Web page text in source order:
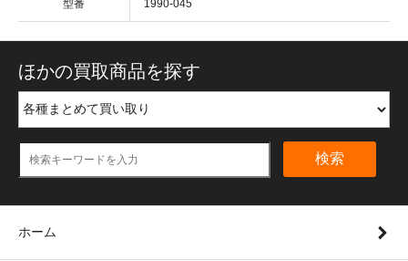
型番 1990-045
ほかの買取商品を探す
検索
ホーム